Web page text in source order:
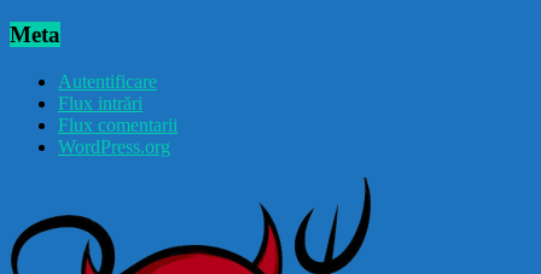
Meta
Autentificare
Flux intrări
Flux comentarii
WordPress.org